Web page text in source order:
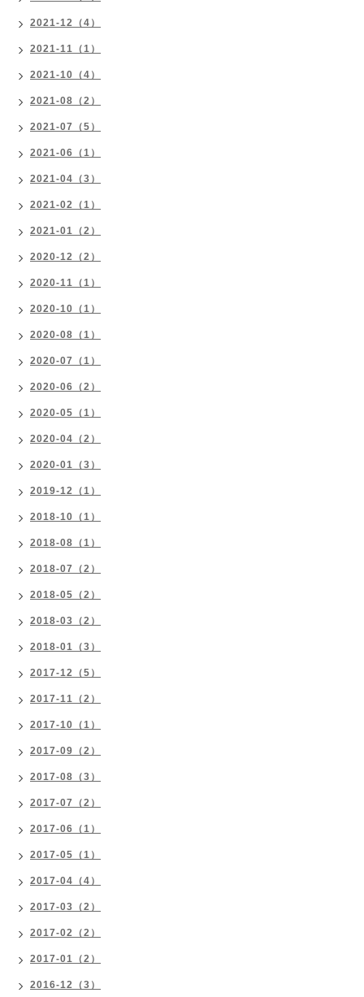
2021-12（4）
2021-11（1）
2021-10（4）
2021-08（2）
2021-07（5）
2021-06（1）
2021-04（3）
2021-02（1）
2021-01（2）
2020-12（2）
2020-11（1）
2020-10（1）
2020-08（1）
2020-07（1）
2020-06（2）
2020-05（1）
2020-04（2）
2020-01（3）
2019-12（1）
2018-10（1）
2018-08（1）
2018-07（2）
2018-05（2）
2018-03（2）
2018-01（3）
2017-12（5）
2017-11（2）
2017-10（1）
2017-09（2）
2017-08（3）
2017-07（2）
2017-06（1）
2017-05（1）
2017-04（4）
2017-03（2）
2017-02（2）
2017-01（2）
2016-12（3）